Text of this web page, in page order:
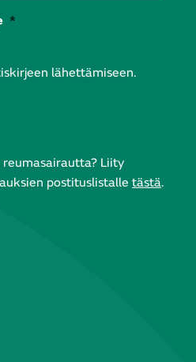
*
lähettämiseen.
Liity
postituslistalle tästä.